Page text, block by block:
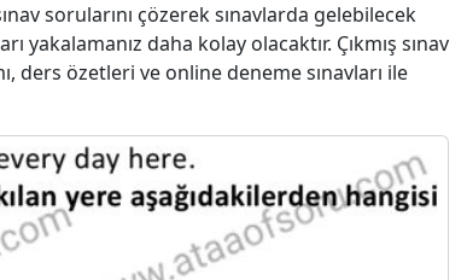
sorularını çözerek sınavlarda gelebilecek
yakalamanız daha kolay olacaktır. Çıkmış sınav
ders özetleri ve online deneme sınavları ile